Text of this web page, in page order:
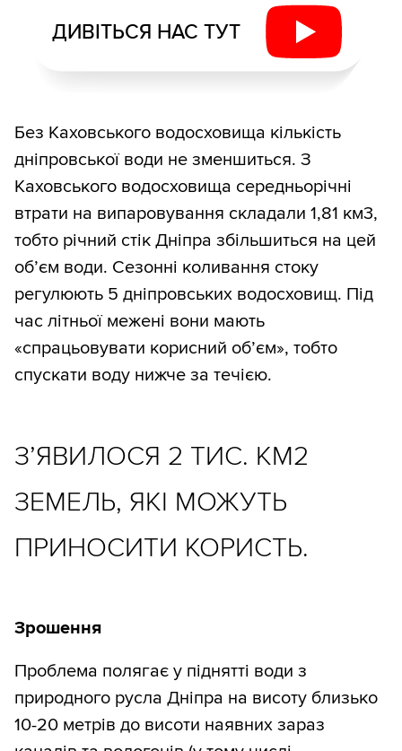
ДИВІТЬСЯ НАС ТУТ
Без Каховського водосховища кількість
дніпровської води не зменшиться. З
Каховського водосховища середньорічні
втрати на випаровування складали 1,81 км3,
тобто річний стік Дніпра збільшиться на цей
об’єм води. Сезонні коливання стоку
регулюють 5 дніпровських водосховищ. Під
час літньої межені вони мають
«спрацьовувати корисний об’єм», тобто
спускати воду нижче за течією.
З’ЯВИЛОСЯ 2 ТИС. КМ2
ЗЕМЕЛЬ, ЯКІ МОЖУТЬ
ПРИНОСИТИ КОРИСТЬ.
Зрошення
Проблема полягає у піднятті води з
природного русла Дніпра на висоту близько
10-20 метрів до висоти наявних зараз